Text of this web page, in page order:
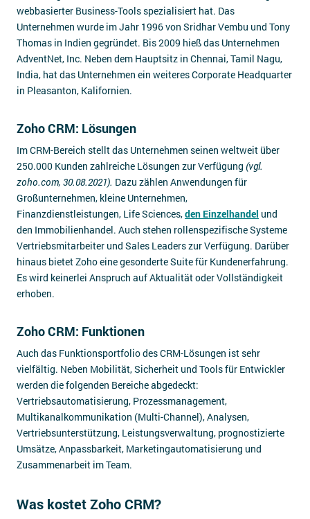
webbasierter Business-Tools spezialisiert hat. Das
Unternehmen wurde im Jahr 1996 von Sridhar Vembu und Tony
Thomas in Indien gegründet. Bis 2009 hieß das Unternehmen
AdventNet, Inc. Neben dem Hauptsitz in Chennai, Tamil Nagu,
India, hat das Unternehmen ein weiteres Corporate Headquarter
in Pleasanton, Kalifornien.
Zoho CRM: Lösungen
Im CRM-Bereich stellt das Unternehmen seinen weltweit über
250.000 Kunden zahlreiche Lösungen zur Verfügung (vgl.
zoho.com, 30.08.2021). Dazu zählen Anwendungen für
Großunternehmen, kleine Unternehmen,
Finanzdienstleistungen, Life Sciences,den Einzelhandel und
den Immobilienhandel. Auch stehen rollenspezifische Systeme
Vertriebsmitarbeiter und Sales Leaders zur Verfügung. Darüber
hinaus bietet Zoho eine gesonderte Suite für Kundenerfahrung.
Es wird keinerlei Anspruch auf Aktualität oder Vollständigkeit
erhoben.
Zoho CRM: Funktionen
Auch das Funktionsportfolio des CRM-Lösungen ist sehr
vielfältig. Neben Mobilität, Sicherheit und Tools für Entwickler
werden die folgenden Bereiche abgedeckt:
Vertriebsautomatisierung, Prozessmanagement,
Multikanalkommunikation (Multi-Channel), Analysen,
Vertriebsunterstützung, Leistungsverwaltung, prognostizierte
Umsätze, Anpassbarkeit, Marketingautomatisierung und
Zusammenarbeit im Team.
Was kostet Zoho CRM?